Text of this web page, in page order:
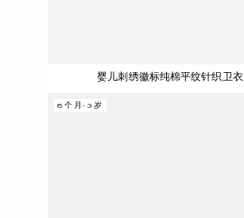
婴儿刺绣徽标纯棉平纹针织卫衣
6个月-3岁